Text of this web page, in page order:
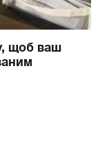
щоб ваш